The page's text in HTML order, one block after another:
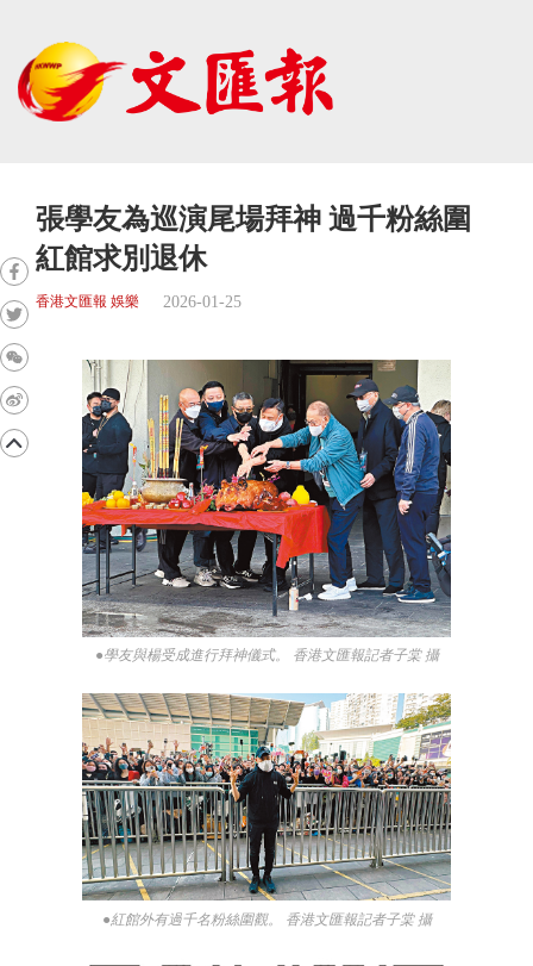
張學友為巡演尾場拜神 過千粉絲圍
紅館求別退休
香港文匯報 娛樂 2026-01-25
●學友與楊受成進行拜神儀式。 香港文匯報記者子棠 攝
●紅館外有過千名粉絲圍觀。 香港文匯報記者子棠 攝